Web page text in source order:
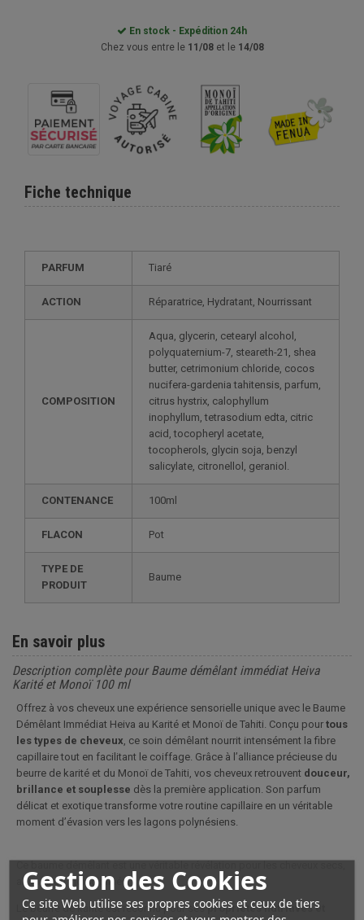
Gestion des Cookies
Ce site Web utilise ses propres cookies et ceux de tiers
En stock - Expédition 24h
Chez vous entre le 11/08et le 14/08
Fiche technique
PARFUM Tiaré
ACTION Réparatrice, Hydratant, Nourrissant
COMPOSITION
Aqua, glycerin, cetearyl alcohol,
polyquaternium-7, steareth-21, shea
butter, cetrimonium chloride, cocos
nucifera-gardenia tahitensis, parfum,
citrus hystrix, calophyllum
inophyllum, tetrasodium edta, citric
acid, tocopheryl acetate,
tocopherols, glycin soja, benzyl
salicylate, citronellol, geraniol.
CONTENANCE 100ml
FLACON Pot
TYPE DE
PRODUIT
Baume
En savoir plus
Description complète pour Baume démêlant immédiat Heiva
Karité et Monoï 100 ml
Offrez à vos cheveux une expérience sensorielle unique avec le Baume
Démêlant Immédiat Heiva au Karité et Monoï de Tahiti. Conçu pour tous
les types de cheveux , ce soin démêlant nourrit intensément la fibre
capillaire tout en facilitant le coiffage. Grâce à l’alliance précieuse du
beurre de karité et du Monoï de Tahiti, vos cheveux retrouvent douceur,
brillance et souplesse dès la première application. Son parfum
délicat et exotique transforme votre routine capillaire en un véritable
moment d’évasion vers les lagons polynésiens.
abîmés ou indisciplinés.
Le beurre de karité est reconnu pour sespropriétés nutritives et